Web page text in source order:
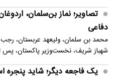
تصاویر؛ نماز بن‌سلمان،
دفاعی
محمد بن سلمان، ولیعهد عربستان،
شهباز شریف، نخست‌وزیر پاکستان، پس
یک فاجعه دیگر؛ شاید پنجره